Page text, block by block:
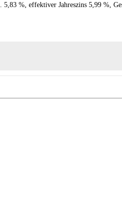
%, effektiver Jahreszins 5,99 %,